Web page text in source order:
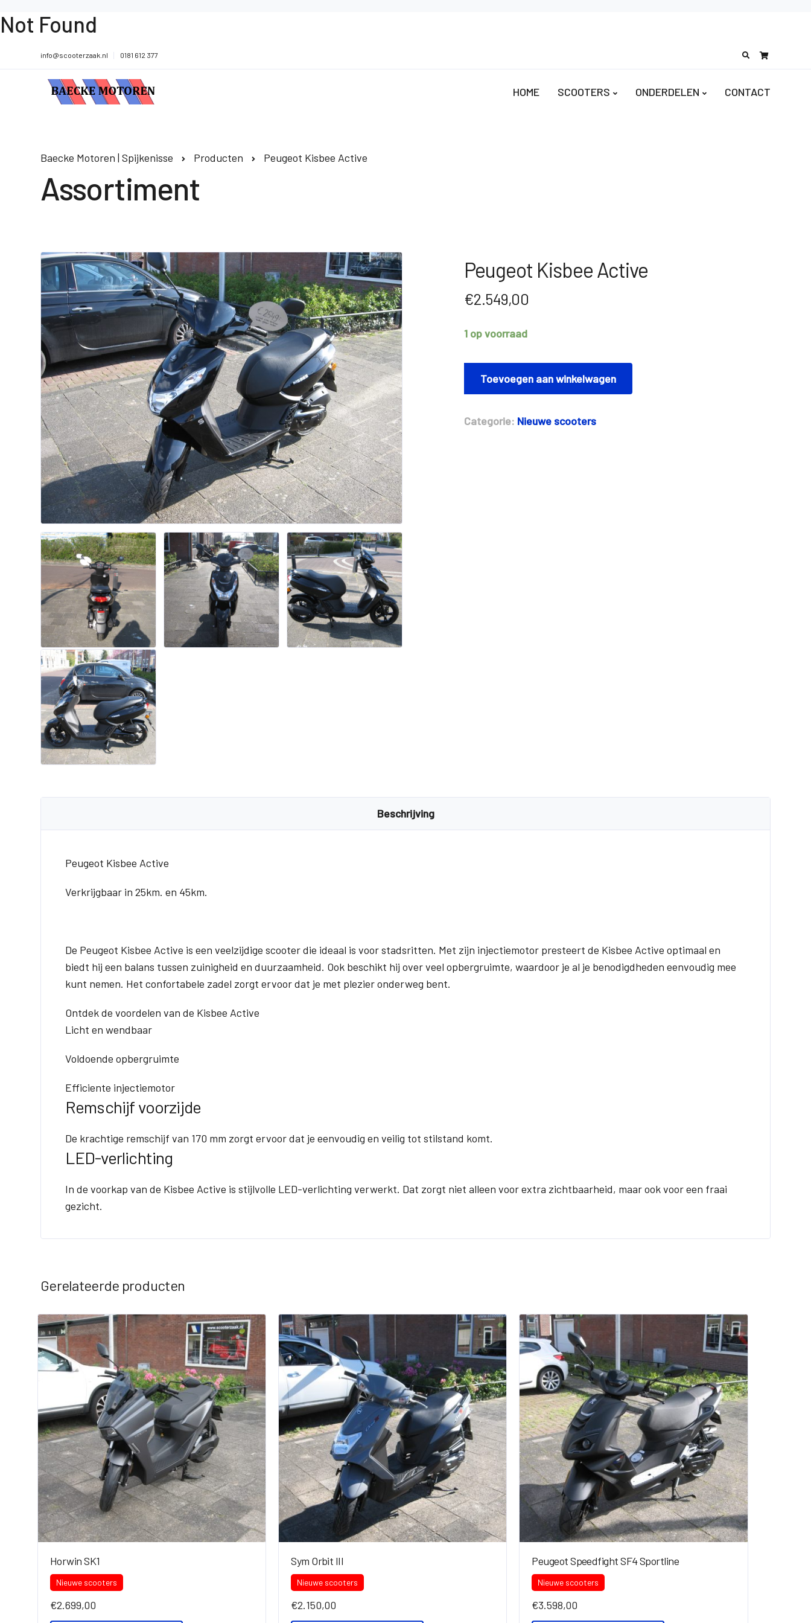
Not Found
Search
info@scooterzaak.nl 0181 612 377
HOME SCOOTERS ONDERDELEN CONTACT
Baecke Motoren | Spijkenisse Producten Peugeot Kisbee Active
Assortiment
Peugeot Kisbee Active
€2.549,00
1 op voorraad
Kisbee
Toevoegen aan winkelwagen
Categorie: Nieuwe scooters
Beschrijving
Peugeot Kisbee Active
Verkrijgbaar in 25km. en 45km.
De Peugeot Kisbee Active is een veelzijdige scooter die ideaal is voor stadsritten. Met zijn injectiemotor presteert de Kisbee Active optimaal en
biedt hij een balans tussen zuinigheid en duurzaamheid. Ook beschikt hij over veel opbergruimte, waardoor je al je benodigdheden eenvoudig mee
kunt nemen. Het confortabele zadel zorgt ervoor dat je met plezier onderweg bent.
Ontdek de voordelen van de Kisbee Active
Licht en wendbaar
Voldoende opbergruimte
Efficiente injectiemotor
Remschijf voorzijde
De krachtige remschijf van 170 mm zorgt ervoor dat je eenvoudig en veilig tot stilstand komt.
LED-verlichting
In de voorkap van de Kisbee Active is stijlvolle LED-verlichting verwerkt. Dat zorgt niet alleen voor extra zichtbaarheid, maar ook voor een fraai
gezicht.
Gerelateerde producten
Horwin SK1
Nieuwe scooters
€2.699,00
Sym Orbit III
Nieuwe scooters
€2.150,00
Peugeot Speedfight SF4 Sportline
Nieuwe scooters
€3.598,00